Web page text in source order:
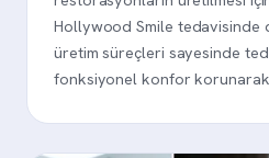
Hollywood Smile tedavisinde
üretim süreçleri sayesinde
fonksiyonel konfor